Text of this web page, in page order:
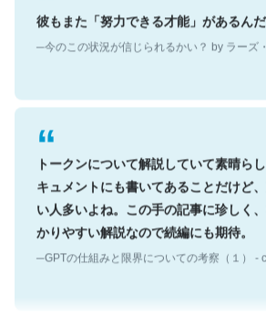
彼もまた「努力できる才能」があるんだ
─今のこの状況が信じられるかい？ by ラーズ
トークンについて解説していて素晴ら
キュメントにも書いてあることだけど
い人多いよね。この手の記事に珍しく
かりやすい解説なので続編にも期待。
─GPTの仕組みと限界についての考察（１） -